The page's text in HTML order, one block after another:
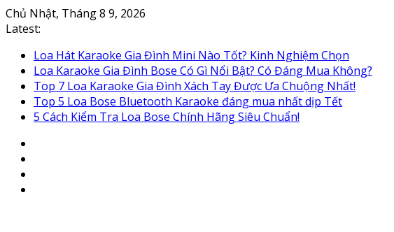
Skip
to
Chủ Nhật, Tháng 8 9, 2026
Latest:
Loa Hát Karaoke Gia Đình Mini Nào Tốt? Kinh Nghiệm Chọn
Loa Karaoke Gia Đình Bose Có Gì Nổi Bật? Có Đáng Mua Không?
Top 7 Loa Karaoke Gia Đình Xách Tay Được Ưa Chuộng Nhất!
Top 5 Loa Bose Bluetooth Karaoke đáng mua nhất dịp Tết
5 Cách Kiểm Tra Loa Bose Chính Hãng Siêu Chuẩn!